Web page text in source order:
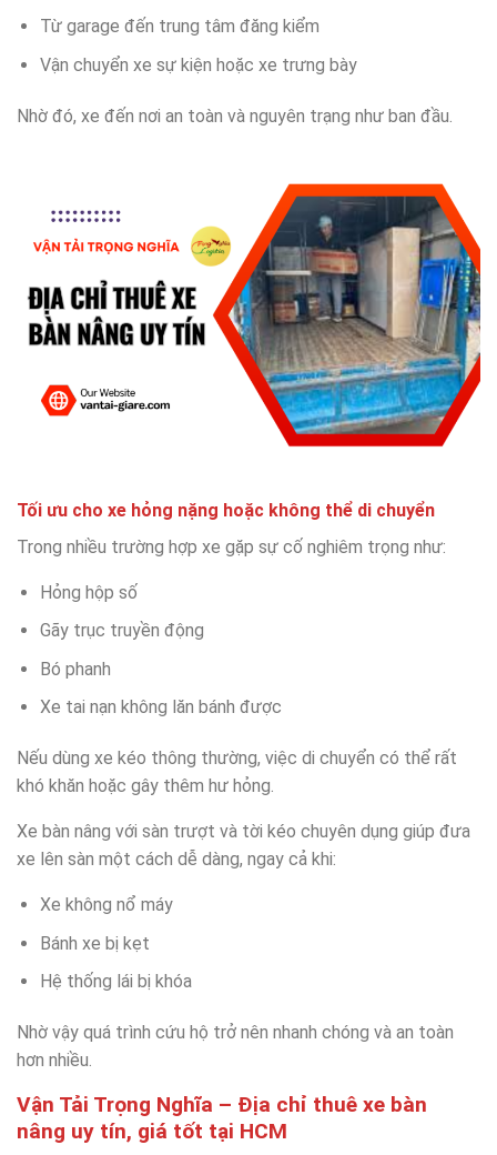
Từ garage đến trung tâm đăng kiểm
Vận chuyển xe sự kiện hoặc xe trưng bày
Nhờ đó, xe đến nơi an toàn và nguyên trạng như ban đầu.
Tối ưu cho xe hỏng nặng hoặc không thể di chuyển
Trong nhiều trường hợp xe gặp sự cố nghiêm trọng như:
Hỏng hộp số
Gãy trục truyền động
Bó phanh
Xe tai nạn không lăn bánh được
Nếu dùng xe kéo thông thường, việc di chuyển có thể rất
khó khăn hoặc gây thêm hư hỏng.
Xe bàn nâng với sàn trượt và tời kéo chuyên dụng giúp đưa
xe lên sàn một cách dễ dàng, ngay cả khi:
Xe không nổ máy
Bánh xe bị kẹt
Hệ thống lái bị khóa
Nhờ vậy quá trình cứu hộ trở nên nhanh chóng và an toàn
hơn nhiều.
Vận Tải Trọng Nghĩa – Địa chỉ thuê xe bàn
nâng uy tín, giá tốt tại HCM